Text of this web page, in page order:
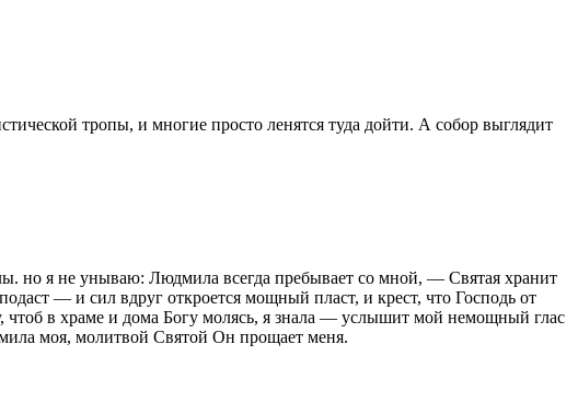
тропы, и многие просто ленятся туда дойти. А собор выглядит
но я не унываю: Людмила всегда пребывает со мной, — Святая хранит
— и сил вдруг откроется мощный пласт, и крест, что Господь от
чтоб в храме и дома Богу молясь, я знала — услышит мой немощный глас
моя, молитвой Святой Он прощает меня.